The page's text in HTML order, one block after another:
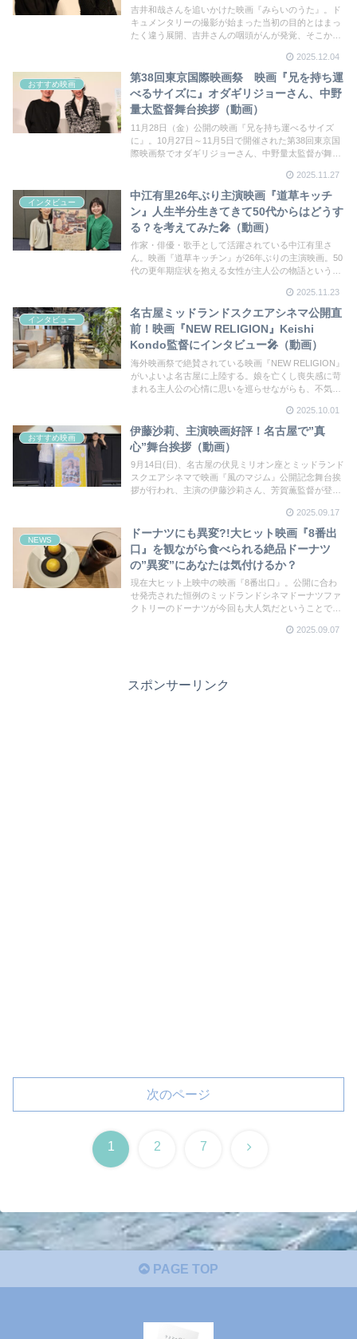
吉井和哉さんを追いかけた映画『みらいのうた』。ド
キュメンタリーの撮影が始まった当初の目的とはまっ
たく違う展開、吉井さんの咽頭がんが発覚、そこから
2025.12.04
おすすめ映画
第38回東京国際映画祭 映画『兄を持ち運
べるサイズに』オダギリジョーさん、中野
量太監督舞台挨拶（動画）
11月28日（金）公開の映画『兄を持ち運べるサイズ
に』。10月27日～11月5日で開催された第38回東京国
際映画祭でオダギリジョーさん、中野量太監督が舞台
度目のタッグ！オダギリさんが絶賛する脚本が気にな
る方はぜひ劇場で！私は久々に映画で大号泣しまし
た！
2025.11.27
インタビュー
中江有里26年ぶり主演映画『道草キッチ
ン』人生半分生きてきて50代からはどうす
る？を考えてみた🎤（動画）
作家・俳優・歌手として活躍されている中江有里さ
ん。映画『道草キッチン』が26年ぶりの主演映画。50
代の更年期症状を抱える女性が主人公の物語というこ
きるか中江さんにヒントをもらいたい気持ちで伺いま
した
2025.11.23
インタビュー
名古屋ミッドランドスクエアシネマ公開直
前！映画『NEW RELIGION』Keishi
Kondo監督にインタビュー🎤（動画）
海外映画祭で絶賛されている映画『NEW RELIGION』
がいよいよ名古屋に上陸する。娘を亡くし喪失感に苛
まれる主人公の心情に思いを巡らせながらも、不気味
監督にインタビューさせてもらいました。2025.10.01
おすすめ映画
伊藤沙莉、主演映画好評！名古屋で”真
心”舞台挨拶（動画）
9月14日(日)、名古屋の伏見ミリオン座とミッドランド
スクエアシネマで映画『風のマジム』公開記念舞台挨
拶が行われ、主演の伊藤沙莉さん、芳賀薫監督が登
2025.09.17
NEWS
ドーナツにも異変?!大ヒット映画『8番出
口』を観ながら食べられる絶品ドーナツ
の”異変”にあなたは気付けるか？
現在大ヒット上映中の映画『8番出口』。公開に合わ
せ発売された恒例のミッドランドシネマドーナツファ
クトリーのドーナツが今回も大人気だということで取
2025.09.07
スポンサーリンク
次のページ
1 2 7 次
PAGE TOP